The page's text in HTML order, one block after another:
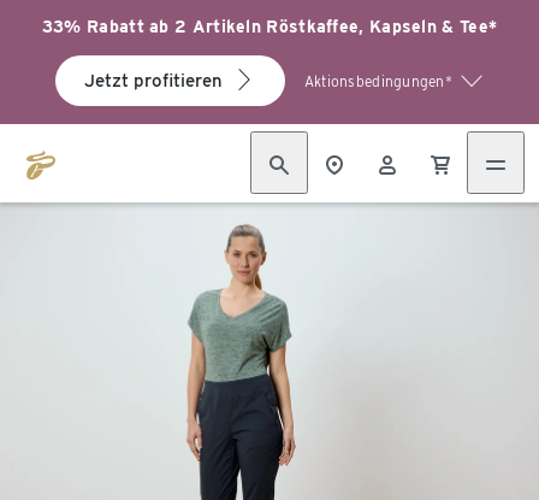
33% Rabatt ab 2 Artikeln Röstkaffee, Kapseln & Tee*
Jetzt profitieren Aktionsbedingungen*